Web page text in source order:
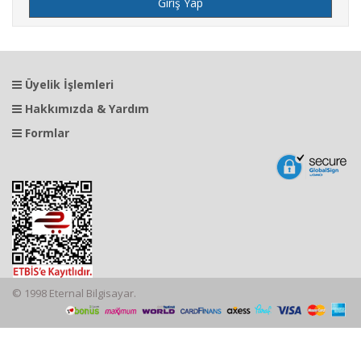
Üyelik İşlemleri
Hakkımızda & Yardım
Formlar
© 1998 Eternal Bilgisayar.